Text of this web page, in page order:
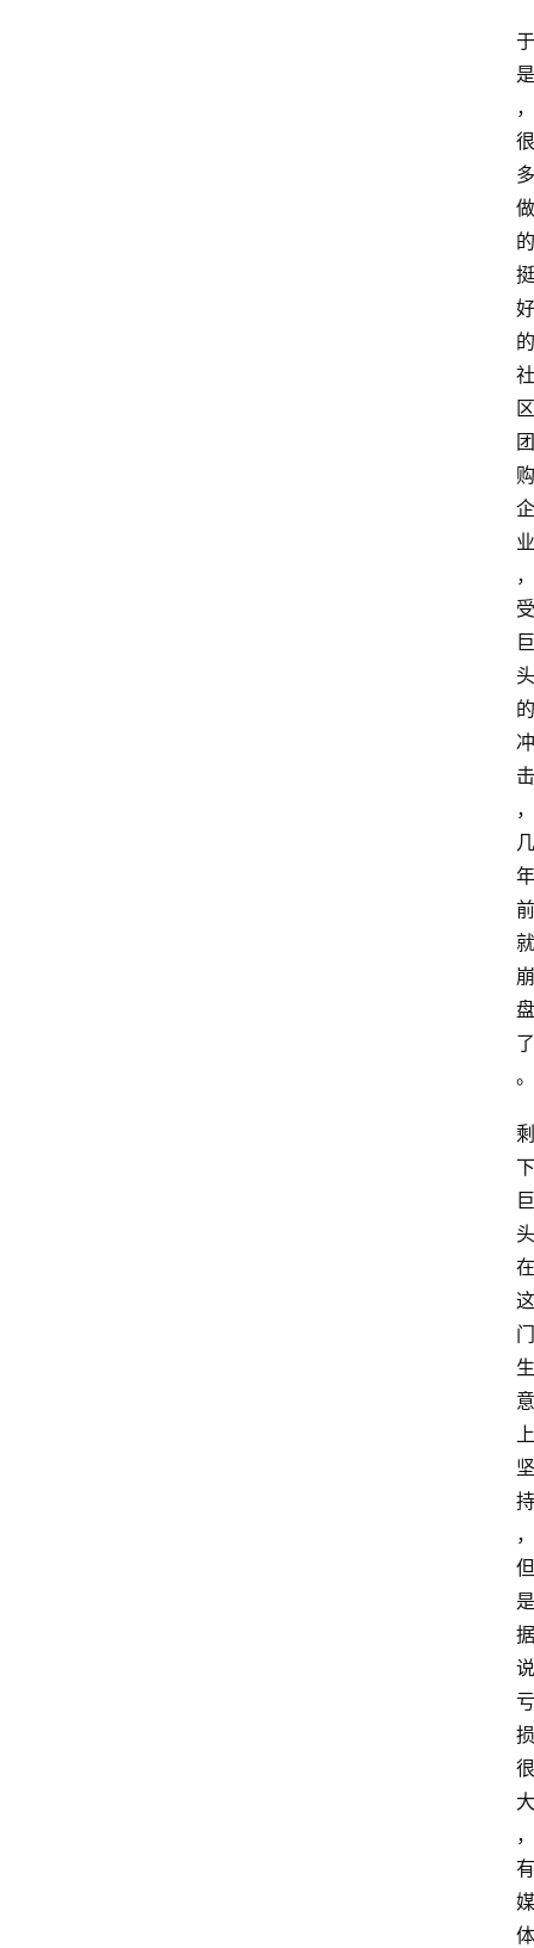
于
是
，
很
多
做
的
挺
好
的
社
区
团
购
企
业
，
受
巨
头
的
冲
击
，
几
年
前
就
崩
盘
了
。
剩
下
巨
头
在
这
门
生
意
上
坚
持
，
但
是
据
说
亏
损
很
大
，
有
媒
体